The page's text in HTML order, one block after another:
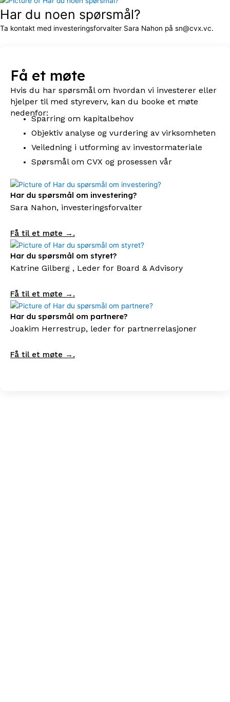
Har du noen spørsmål?
Ta kontakt med investeringsforvalter Sara Nahon på sn@cvx.vc.
Få et møte
Hvis du har spørsmål om hvordan vi investerer eller
hjelper til med styreverv, kan du booke et møte
nedenfor:
Sparring om kapitalbehov
Objektiv analyse og vurdering av virksomheten
Veiledning i utforming av investormateriale
Spørsmål om CVX og prosessen vår
Har du spørsmål om investering?
Sara Nahon, investeringsforvalter
Få til et møte →.
Har du spørsmål om styret?
Katrine Gilberg , Leder for Board & Advisory
Få til et møte →.
Har du spørsmål om partnere?
Joakim Herrestrup, leder for partnerrelasjoner
Få til et møte →.